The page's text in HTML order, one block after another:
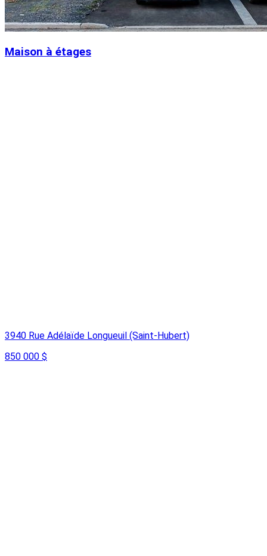
Maison à étages
3940 Rue Adélaïde Longueuil (Saint-Hubert)
850 000 $